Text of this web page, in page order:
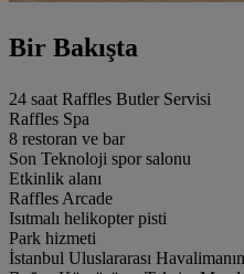
Bir Bakışta
24 saat Raffles Butler Servisi
Raffles Spa
8 restoran ve bar
Son Teknoloji spor salonu
Etkinlik alanı
Raffles Arcade
Isıtmalı helikopter pisti
Park hizmeti
İstanbul Uluslararası